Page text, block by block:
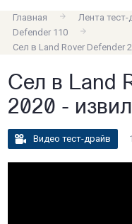
Главная Лента
Defender 110
Сел в Land Rover Defender
Сел в Land
2020 -
Видео тест-драйв